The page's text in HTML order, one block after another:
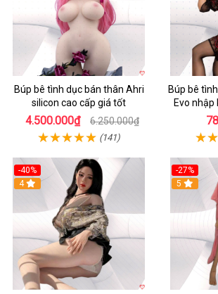
Búp bê tình dục bán thân Ahri
silicon cao cấp giá tốt
4.500.000₫ 6.250.000₫
(141)
Búp bê
Evo nhập
-40%
4
-27%
5